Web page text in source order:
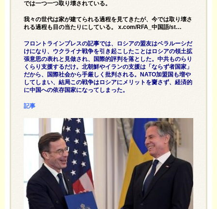
では一つ一つ取り壊されている。
我々の世代は家が建てられる過程を見てきたが、今では取り壊さ
れる過程も目の当たりにしている。 x.com/RFA_中国語/st…
フロントラインプレスの記事では、ロシアの盟友はベラルーシだ
けになり、ウクライナ戦争を引き起こしたことはロシアの領土拡
張意思の表れと見做され、国際的評判を落とした。中共ものらり
くらり支援するだけ。北朝鮮やイランの支援は「ならず者国家」
だから、国際社会から手厳しく批判される。NATO加盟国も増や
してしまい、結局この戦争はロシアにメリットを齎さず、経済的
に中国への依存国家になってしまった。
記事